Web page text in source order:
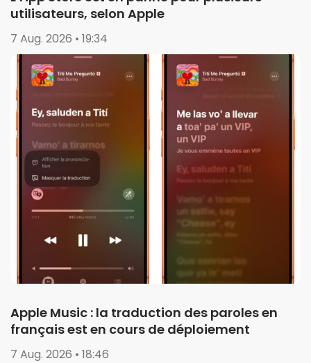
utilisateurs, selon Apple
7 Aug. 2026 • 19:34
Apple Music : la traduction des paroles en
français est en cours de déploiement
7 Aug. 2026 • 18:46